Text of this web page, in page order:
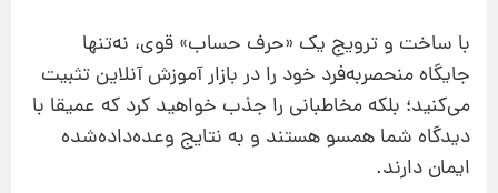
با ساخت و ترویج یک «حرف حساب» قوی، نه‌تنها
جایگاه منحصربه‌فرد خود را در بازار آموزش آنلاین تثبیت
می‌کنید؛ بلکه مخاطبانی را جذب خواهید کرد که عمیقا با
دیدگاه شما همسو هستند و به نتایج وعده‌داده‌شده
ایمان دارند.